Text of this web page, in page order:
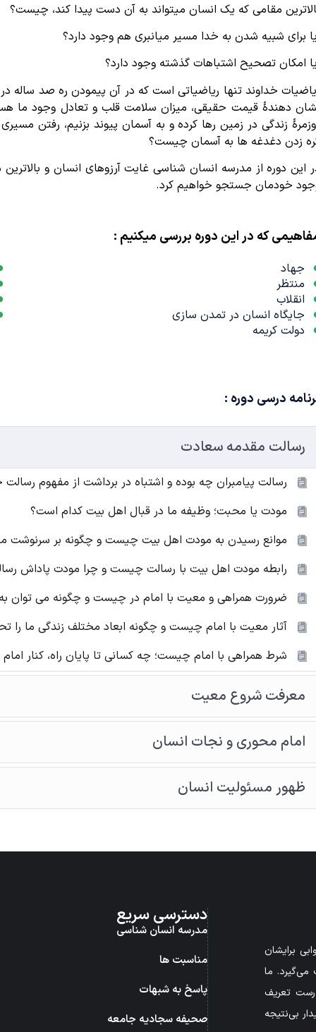
مقامی که یک انسان میتواند به آن دست پیدا کند، چیست؟
برای شبیه شدن به خدا مسیر میانبری هم وجود دارد؟
امکان تصحیح اشتباهات گذشته وجود دارد؟
خداوند تنها ریاضیاتی است که در آن پیمودن ره صد
دهندۀ قیمت حقیقی، میزان سلامت قلب و تعادل وجود ما
زندگی در زمین رها کرده و به آسمان پیوند بزنیم، رفتن
زدن دغدغه ها به آسمان چیست؟
این دوره از مدرسه انسان شناسی غایت آرزوهای انسان و
خودمان جستجو خواهیم کرد.
که در این دوره بررسی میکنیم :
جهاد
منتظر
انقلاب
جایگاه انسان در تمدن سازی
دولت کریمه
درسی دوره :
رسالت مقدمه سعادت
رسالت پیامبران چه بوده و اشتباه در برداشت از مفهوم
مودت یا محبت؛ وظیفه ما در قبال اهل بیت کدام است؟
موانع رسیدن به مودت اهل بیت چیست و چگونه بر سرنوشت ما
رابطه مودت اهل بیت با رسالت چیست و چرا مودت پاداش
ضرورت همراهی و معیت با امام در چیست و چگونه می توان
آثار معیت با امام چیست و چگونه ابعاد مختلف زندگی ما را
شرط همراهی با امام چیست؛ چه کسانی تا پایان راه، کنار
معرفت شروع معیت
امام محوری و نجات انسان
ظهور مسئولیت انسان
برایشان
می‌گیرد. ما
تعریف
بی‌نتیجه
دسترسی سریع
مدرسه انسان شناسی
مناسبت ها
پاسخ به شبهات
صحیفه سجادیه جامعه